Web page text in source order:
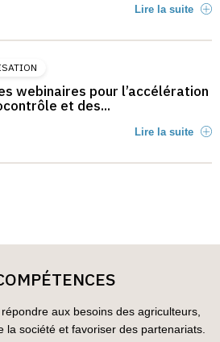
Lire la suite
webinaires pour l’accélération
et des...
Lire la suite
aux besoins des agriculteurs,
la société et favoriser des partenariats.